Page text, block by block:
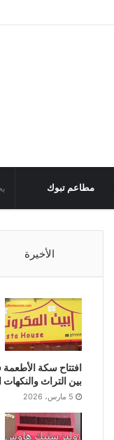
مطاعم تبوك
الأخيرة
افتتاح سكة
بين التراث والنكهات
5 مارس، 2026